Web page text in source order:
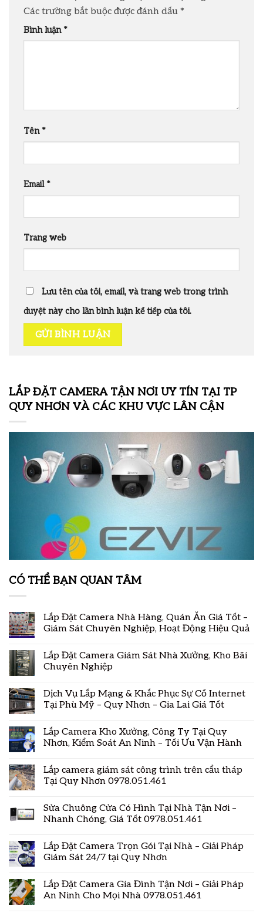
Các trường bắt buộc được đánh dấu *
Bình luận *
Tên *
Email *
Trang web
Lưu tên của tôi, email, và trang web trong trình
duyệt này cho lần bình luận kế tiếp của tôi.
LẮP ĐẶT CAMERA TẬN NƠI UY TÍN TẠI TP
QUY NHƠN VÀ CÁC KHU VỰC LÂN CẬN
CÓ THỂ BẠN QUAN TÂM
Lắp Đặt Camera Nhà Hàng, Quán Ăn Giá Tốt –
Giám Sát Chuyên Nghiệp, Hoạt Động Hiệu Quả
Lắp Đặt Camera Giám Sát Nhà Xưởng, Kho Bãi
Chuyên Nghiệp
Dịch Vụ Lắp Mạng & Khắc Phục Sự Cố Internet
Tại Phù Mỹ – Quy Nhơn – Gia Lai Giá Tốt
Lắp Camera Kho Xưởng, Công Ty Tại Quy
Nhơn, Kiểm Soát An Ninh – Tối Ưu Vận Hành
Lắp camera giám sát công trình trên cẩu tháp
Tại Quy Nhơn 0978.051.461
Sửa Chuông Cửa Có Hình Tại Nhà Tận Nơi –
Nhanh Chóng, Giá Tốt 0978.051.461
Lắp Đặt Camera Trọn Gói Tại Nhà – Giải Pháp
Giám Sát 24/7 tại Quy Nhơn
Lắp Đặt Camera Gia Đình Tận Nơi – Giải Pháp
An Ninh Cho Mọi Nhà 0978.051.461